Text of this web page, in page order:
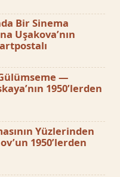
Bir Sinema
Uşakova’nın
—
1950’lerden
Yüzlerinden
1950’lerden